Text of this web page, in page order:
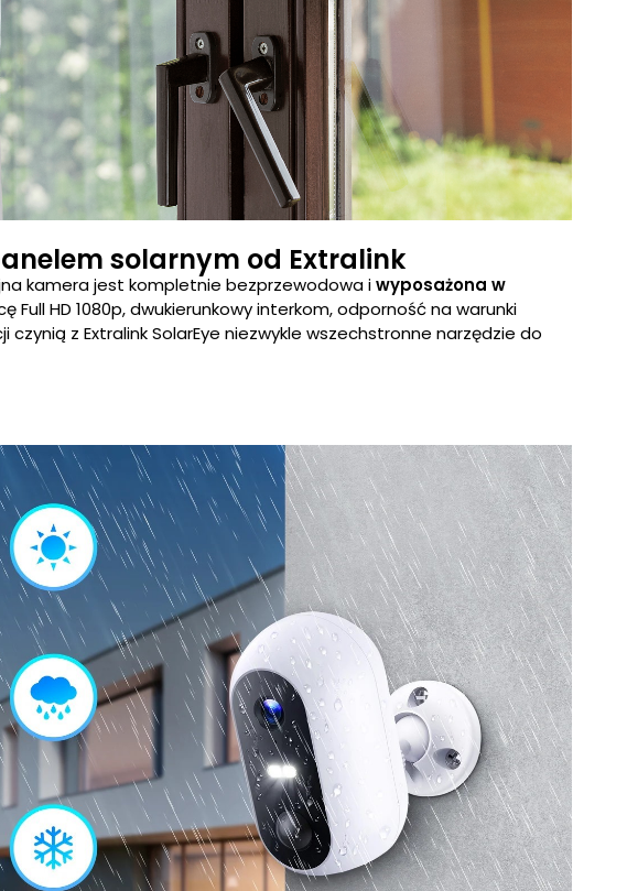
solarnym od Extralink
kamera jest kompletnie bezprzewodowa iwyposażona w
Full HD 1080p, dwukierunkowy interkom, odporność na warunki
z Extralink SolarEye niezwykle wszechstronne narzędzie do